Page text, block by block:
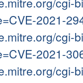
2021-
cgi-
2021-
cgi-